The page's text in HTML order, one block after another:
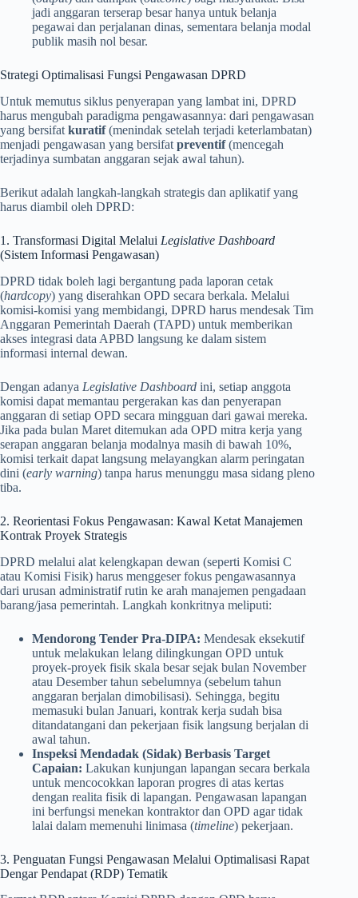
jadi anggaran terserap besar hanya untuk belanja
pegawai dan perjalanan dinas, sementara belanja modal
publik masih nol besar.
Strategi Optimalisasi Fungsi Pengawasan DPRD
Untuk memutus siklus penyerapan yang lambat ini, DPRD
harus mengubah paradigma pengawasannya: dari pengawasan
yang bersifat kuratif(menindak setelah terjadi keterlambatan)
menjadi pengawasan yang bersifat preventif(mencegah
terjadinya sumbatan anggaran sejak awal tahun).
Berikut adalah langkah-langkah strategis dan aplikatif yang
harus diambil oleh DPRD:
1. Transformasi Digital Melalui Legislative Dashboard
(Sistem Informasi Pengawasan)
DPRD tidak boleh lagi bergantung pada laporan cetak
(hardcopy) yang diserahkan OPD secara berkala. Melalui
komisi-komisi yang membidangi, DPRD harus mendesak Tim
Anggaran Pemerintah Daerah (TAPD) untuk memberikan
akses integrasi data APBD langsung ke dalam sistem
informasi internal dewan.
Dengan adanya Legislative Dashboard ini, setiap anggota
komisi dapat memantau pergerakan kas dan penyerapan
anggaran di setiap OPD secara mingguan dari gawai mereka.
Jika pada bulan Maret ditemukan ada OPD mitra kerja yang
serapan anggaran belanja modalnya masih di bawah 10%,
komisi terkait dapat langsung melayangkan alarm peringatan
dini (early warning) tanpa harus menunggu masa sidang pleno
tiba.
2. Reorientasi Fokus Pengawasan: Kawal Ketat Manajemen
Kontrak Proyek Strategis
DPRD melalui alat kelengkapan dewan (seperti Komisi C
atau Komisi Fisik) harus menggeser fokus pengawasannya
dari urusan administratif rutin ke arah manajemen pengadaan
barang/jasa pemerintah. Langkah konkritnya meliputi:
Mendorong Tender Pra-DIPA: Mendesak eksekutif
untuk melakukan lelang dilingkungan OPD untuk
proyek-proyek fisik skala besar sejak bulan November
atau Desember tahun sebelumnya (sebelum tahun
anggaran berjalan dimobilisasi). Sehingga, begitu
memasuki bulan Januari, kontrak kerja sudah bisa
ditandatangani dan pekerjaan fisik langsung berjalan di
awal tahun.
Inspeksi Mendadak (Sidak) Berbasis Target
Capaian: Lakukan kunjungan lapangan secara berkala
untuk mencocokkan laporan progres di atas kertas
dengan realita fisik di lapangan. Pengawasan lapangan
ini berfungsi menekan kontraktor dan OPD agar tidak
lalai dalam memenuhi linimasa (timeline) pekerjaan.
3. Penguatan Fungsi Pengawasan Melalui Optimalisasi Rapat
Dengar Pendapat (RDP) Tematik